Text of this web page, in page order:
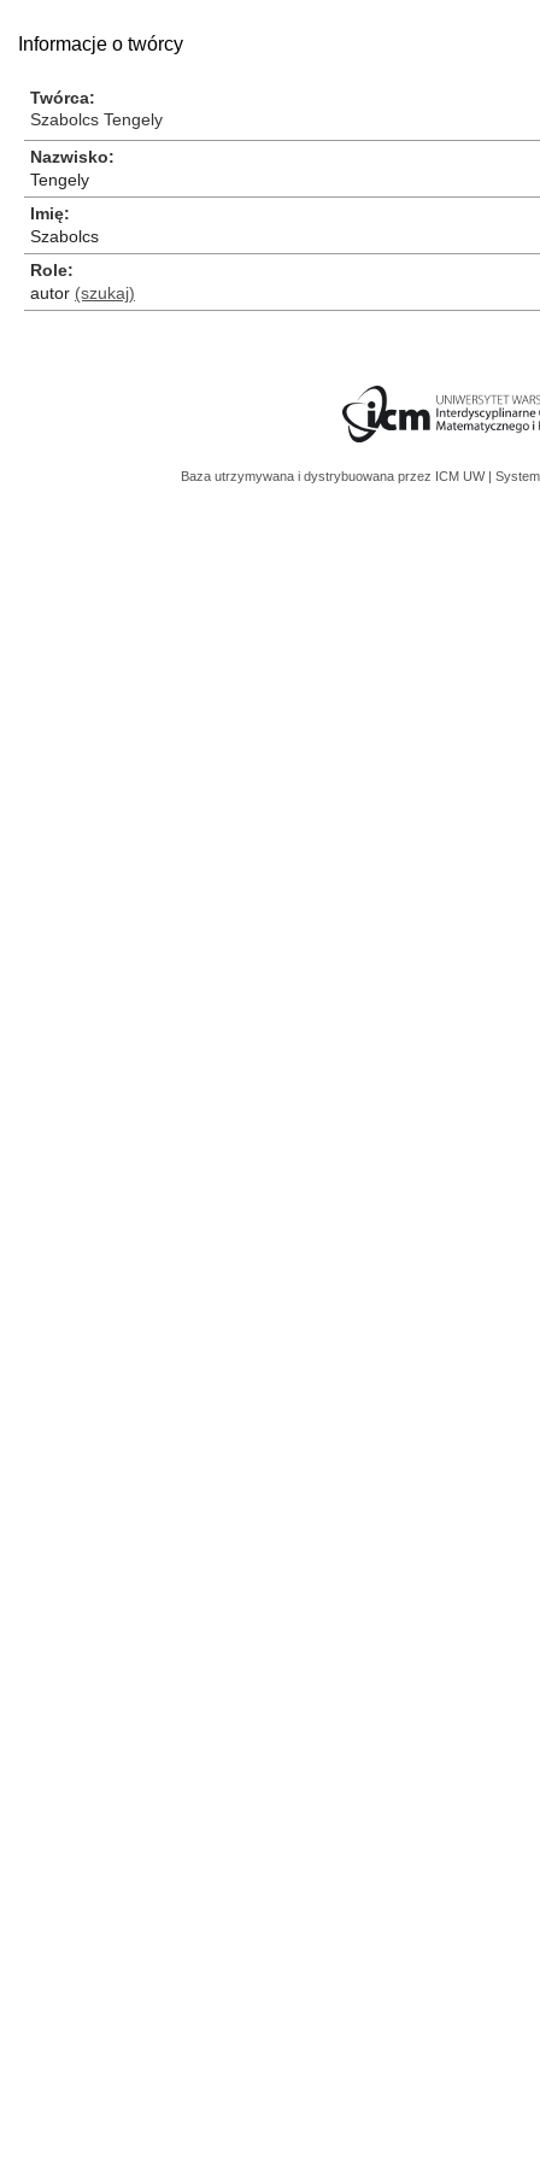
Informacje o twórcy
Twórca
Szabolcs Tengely
Nazwisko
Tengely
Imię
Szabolcs
Role
autor (szukaj)
Baza utrzymywana i dystrybuowana przez ICM UW |